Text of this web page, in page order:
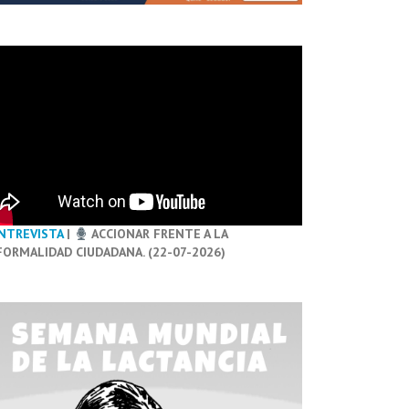
|
ACCIONAR FRENTE A LA
CIUDADANA. (22-07-2026)